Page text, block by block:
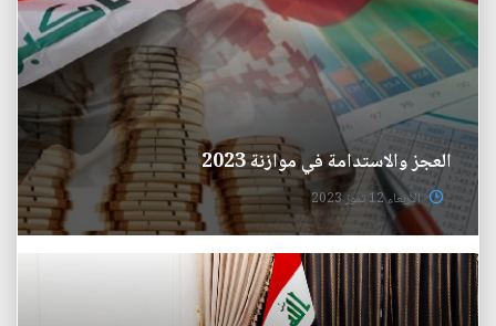
العجز والاستدامة في موازنة 2023
الأربعاء 12 تموز 2023